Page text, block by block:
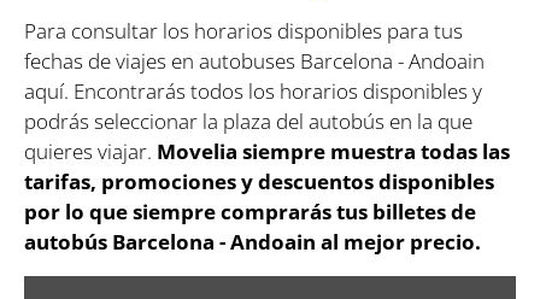
Para consultar los horarios disponibles para tus
fechas de viajes en autobuses Barcelona - Andoain
aquí. Encontrarás todos los horarios disponibles y
podrás seleccionar la plaza del autobús en la que
quieres viajar. Movelia siempre muestra todas las
tarifas, promociones y descuentos disponibles
por lo que siempre comprarás tus billetes de
autobús Barcelona - Andoain al mejor precio.